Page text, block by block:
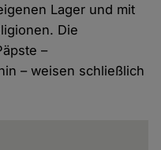
Lager und mit
Die
–
– weisen schließlich